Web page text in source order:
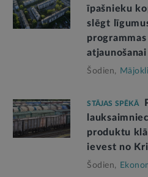
īpašnieku
slēgt
atjaunošanai
Šodien,
STĀJAS SPĒKĀ
produktu
ievest no
Šodien,